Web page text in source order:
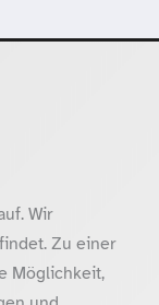
Wir
Zu einer
Möglichkeit,